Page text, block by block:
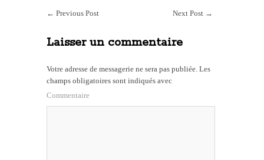
← Previous Post Next Post →
Laisser un commentaire
Votre adresse de messagerie ne sera pas publiée. Les
champs obligatoires sont indiqués avec
Commentaire